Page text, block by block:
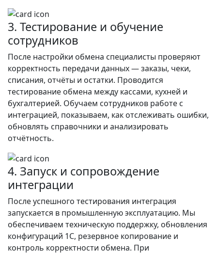
3. Тестирование и обучение
сотрудников
После настройки обмена специалисты проверяют
корректность передачи данных — заказы, чеки,
списания, отчёты и остатки. Проводится
тестирование обмена между кассами, кухней и
бухгалтерией. Обучаем сотрудников работе с
интеграцией, показываем, как отслеживать ошибки,
обновлять справочники и анализировать
отчётность.
4. Запуск и сопровождение
интеграции
После успешного тестирования интеграция
запускается в промышленную эксплуатацию. Мы
обеспечиваем техническую поддержку, обновления
конфигураций 1С, резервное копирование и
контроль корректности обмена. При